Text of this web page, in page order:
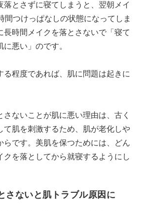
落とさずに寝てしまうと、翌朝メイ
間つけっぱなしの状態になってしま
長時間メイクを落とさないで「寝て
悪い」のです。
る程度であれば、肌に問題は起きに
ないことが肌に悪い理由は、古く
て肌を刺激するため、肌が老化しや
らです。美肌を保つためには、どん
クを落としてから就寝するようにし
さないと肌トラブル原因に